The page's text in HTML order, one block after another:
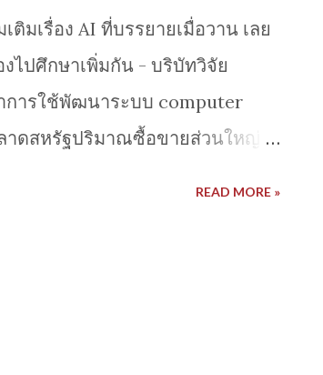
มเรื่อง AI ที่บรรยายเมื่อวาน เลย
ไปศึกษาเพิ่มกัน - บริบัทวิจัย
การใช้พัฒนาระบบ computer
ดสหรัฐปริมาณซื้อขายส่วนใหญ่
[ไม่ใช้ algorithm คงที่] - การใช้
งเป็นอาวุธลับยอดนิยมในปัจจุบัน
READ MORE »